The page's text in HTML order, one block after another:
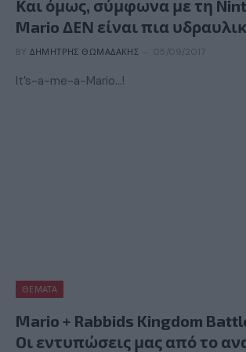
Και όμως, σύμφωνα με τη
Mario ΔΕΝ είναι πια
BY ΔΗΜΉΤΡΗΣ ΘΩΜΑΔΆΚΗΣ 05/09/2017
It’s-a-me-a-Mario…!
ΘΈΜΑΤΑ
Mario + Rabbids Kingdom
Oι εντυπώσεις μας από το